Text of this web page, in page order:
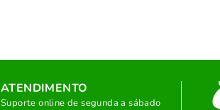
ATENDIMENTO
Suporte online de segunda a sábado